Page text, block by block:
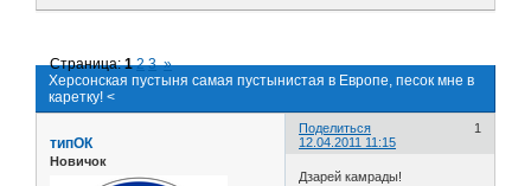
Херсонская пустыня самая пустынистая в Европе, песок мне в
каретку! <
Страница:1 2 3 »
Поделиться
1
12.04.2011 11:15
типОК
Новичок
Дзарей камрады!